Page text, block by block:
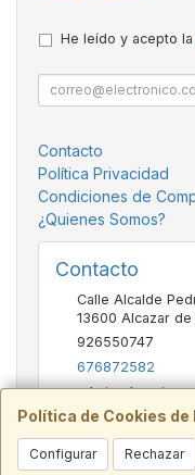
Política de Cookies de
Configurar Rechazar
He leído y acepto la
Contacto
Política Privacidad
Condiciones de
¿Quienes Somos?
Contacto
Calle Alcalde
13600 Alcazar de
926550747
676872582
admin@basvic.es
Horario